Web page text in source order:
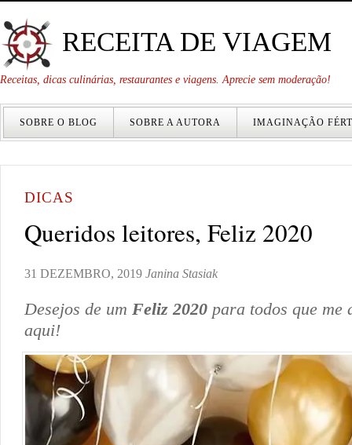
RECEITA DE VIAGEM
Receitas, dicas culinárias, restaurantes e viagens. Aprecie sem moderação!
SOBRE O BLOG SOBRE A AUTORA IMAGINAÇÃO
DICAS
Queridos leitores, Feliz 2020
31 DEZEMBRO, 2019 Janina Stasiak
Desejos de um Feliz 2020 para todos que me
aqui!